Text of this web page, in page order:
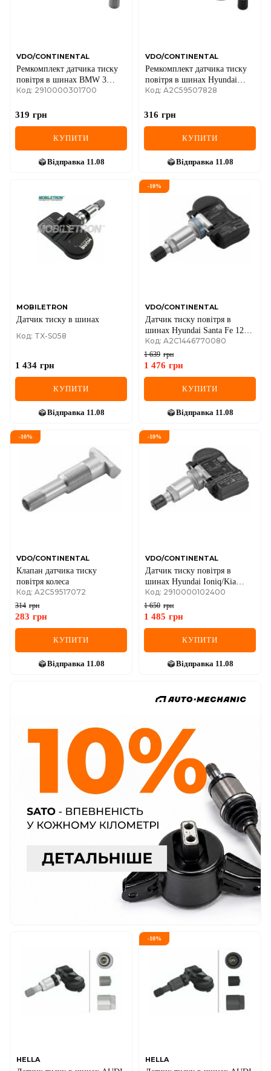
NISSAN
OPEL
POLESTAR
RENAULT
SMART
SSANGYONG
SUZUKI
TESLA
TOYOTA
ZEEKR
VDO/CONTINENTAL
Ремкомплект датчика тиску
повітря в шинах BMW 3
(F30/F80)/i3 (I01)/X5
B38/B47/B48/N55/N57
Код: 2910000301700
319 грн
КУПИТИ
Відправка 11.08
VDO/CONTINENTAL
Ремкомплект датчика тиску
повітря в шинах Hyundai
i20/i30/Ioniq/Kia
Код: A2C59507828
316 грн
КУПИТИ
Відправка 11.08
MOBILETRON
Датчик тиску в шинах
Код: TX-S058
1 434 грн
КУПИТИ
Відправка 11.08
-10%
VDO/CONTINENTAL
Датчик тиску повітря в
шинах Hyundai Santa Fe 12-
18
Код: A2C1446770080
1 639 грн
1 476 грн
КУПИТИ
Відправка 11.08
-10%
VDO/CONTINENTAL
Клапан датчика тиску
повітря колеса
Код: A2C59517072
314 грн
283 грн
КУПИТИ
Відправка 11.08
-10%
VDO/CONTINENTAL
Датчик тиску повітря в
шинах Hyundai Ioniq/Kia
Niro/Sportage 15-
Код: 2910000102400
1 650 грн
1 485 грн
КУПИТИ
Відправка 11.08
HELLA
-10%
HELLA